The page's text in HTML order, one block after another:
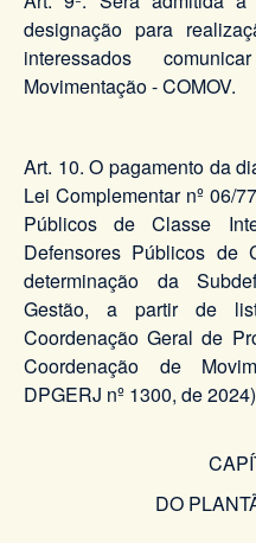
designação para
interessados
Movimentação - COMOV.
Art. 10. O pagamento da
Lei Complementar nº 06/
Públicos de Classe
Defensores Públicos de
determinação da
Gestão, a partir de
Coordenação Geral de
Coordenação de
DPGERJ nº 1300, de 2024)
DO